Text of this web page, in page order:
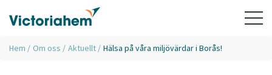
Hem / Om oss / Aktuellt / Hälsa på våra miljövärdar i Borås!